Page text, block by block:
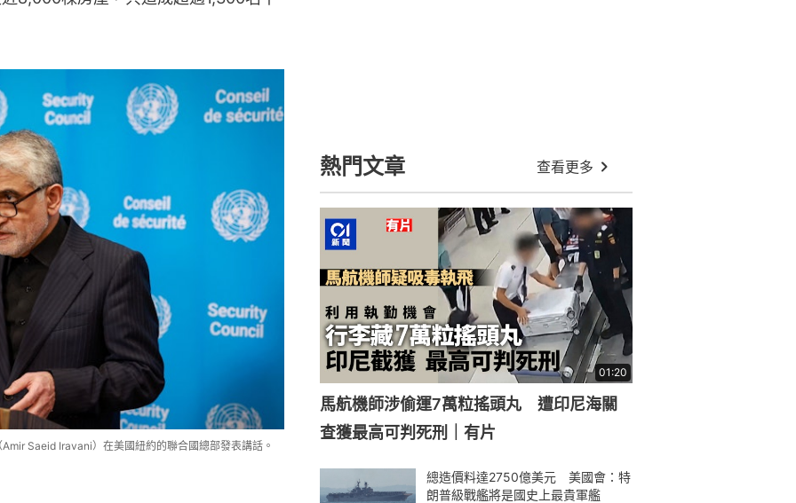
Saeid Iravani）在美國紐約的聯合國總部發表講話。
斯殺害 男友難忘創傷墳前自盡
颱風白海豚料8.7襲日本沖繩 當地逾
600個航班取消影響逾9萬人
特朗普正式簽署行政令 對多晶矽及
衍生產品加徵關稅
美軍在伊朗打光「亞太火力庫存」